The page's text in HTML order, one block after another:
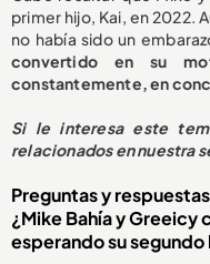
primer hijo, Kai, en 2022.
no había sido un
convertido en su
constantemente, en
Si le interesa este
relacionados en nuestra
Preguntas y
¿Mike Bahía y Greeicy
esperando su segundo